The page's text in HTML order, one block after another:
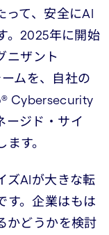
て、安全にAI
。2025年に開始
ニザント
ムを、自社の
Cybersecurity
ージド・サイ
す。
ズAIが大きな転
す。企業はもは
かどうかを検討